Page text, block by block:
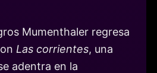
Mumenthaler regresa
Las corrientes, una
adentra en la